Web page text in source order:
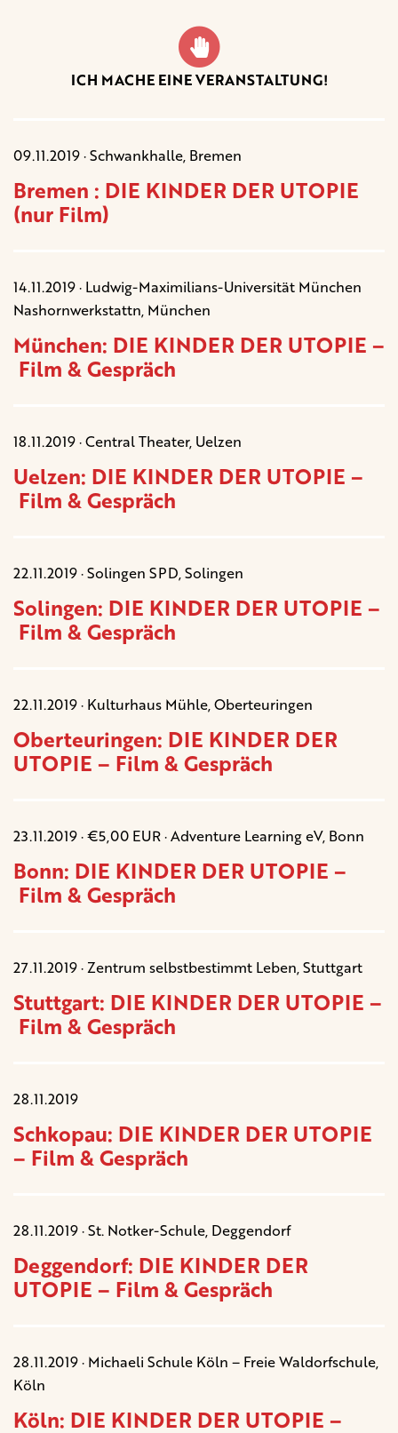
ICH MACHE EINE VERANSTALTUNG!
09.11.2019 · Schwankhalle, Bremen
Bremen : DIE KINDER DER UTOPIE
(nur Film)
14.11.2019 · Ludwig-Maximilians-Universität München
Nashornwerkstattn, München
München: DIE KINDER DER UTOPIE –
Film & Gespräch
18.11.2019 · Central Theater, Uelzen
Uelzen: DIE KINDER DER UTOPIE –
Film & Gespräch
22.11.2019 · Solingen SPD, Solingen
Solingen: DIE KINDER DER UTOPIE –
Film & Gespräch
22.11.2019 · Kulturhaus Mühle, Oberteuringen
Oberteuringen: DIE KINDER DER
UTOPIE – Film & Gespräch
23.11.2019 · €5,00 EUR · Adventure Learning eV, Bonn
Bonn: DIE KINDER DER UTOPIE –
Film & Gespräch
27.11.2019 · Zentrum selbstbestimmt Leben, Stuttgart
Stuttgart: DIE KINDER DER UTOPIE –
Film & Gespräch
28.11.2019
Schkopau: DIE KINDER DER UTOPIE
– Film & Gespräch
28.11.2019 · St. Notker-Schule, Deggendorf
Deggendorf: DIE KINDER DER
UTOPIE – Film & Gespräch
28.11.2019 · Michaeli Schule Köln – Freie Waldorfschule,
Köln
Köln: DIE KINDER DER UTOPIE –